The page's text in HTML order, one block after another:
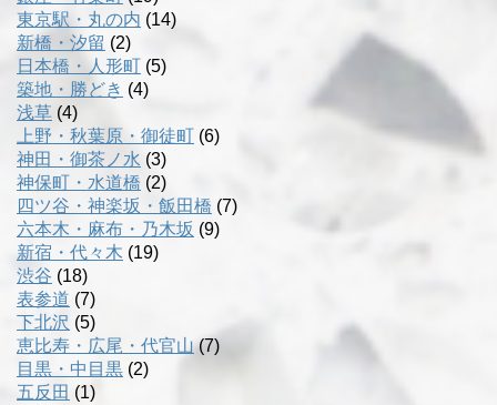
東京駅・丸の内 (14)
新橋・汐留 (2)
日本橋・人形町 (5)
築地・勝どき (4)
浅草 (4)
上野・秋葉原・御徒町 (6)
神田・御茶ノ水 (3)
神保町・水道橋 (2)
四ツ谷・神楽坂・飯田橋 (7)
六本木・麻布・乃木坂 (9)
新宿・代々木 (19)
渋谷 (18)
表参道 (7)
下北沢 (5)
恵比寿・広尾・代官山(7)
目黒・中目黒 (2)
五反田 (1)